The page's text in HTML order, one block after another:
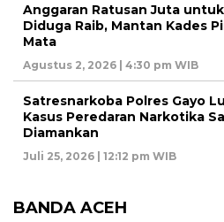
Anggaran Ratusan Juta
Diduga Raib, Mantan Kades
Mata
Agustus 2, 2026 | 4:30 pm WIB
Satresnarkoba Polres Gayo
Kasus Peredaran Narkotika
Diamankan
Juli 25, 2026 | 12:12 pm WIB
BANDA ACEH